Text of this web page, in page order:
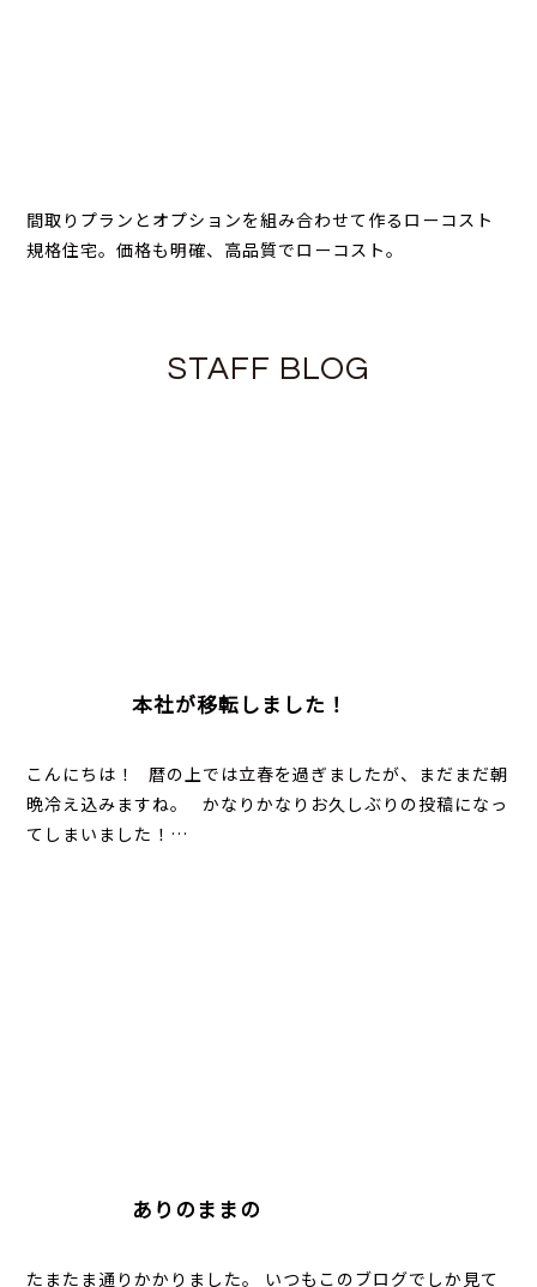
間取りプランとオプションを組み合わせて作るローコスト
規格住宅。価格も明確、高品質でローコスト。
STAFF BLOG
本社が移転しました！
こんにちは！ 暦の上では立春を過ぎましたが、まだまだ朝
晩冷え込みますね。 かなりかなりお久しぶりの投稿になっ
てしまいました！…
ありのままの
たまたま通りかかりました。 いつもこのブログでしか見て